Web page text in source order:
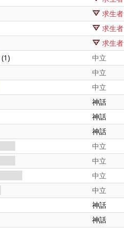
求生者
求生者
求生者
(1) 中立
中立
中立
神話
神話
神話
中立
中立
中立
中立
神話
神話